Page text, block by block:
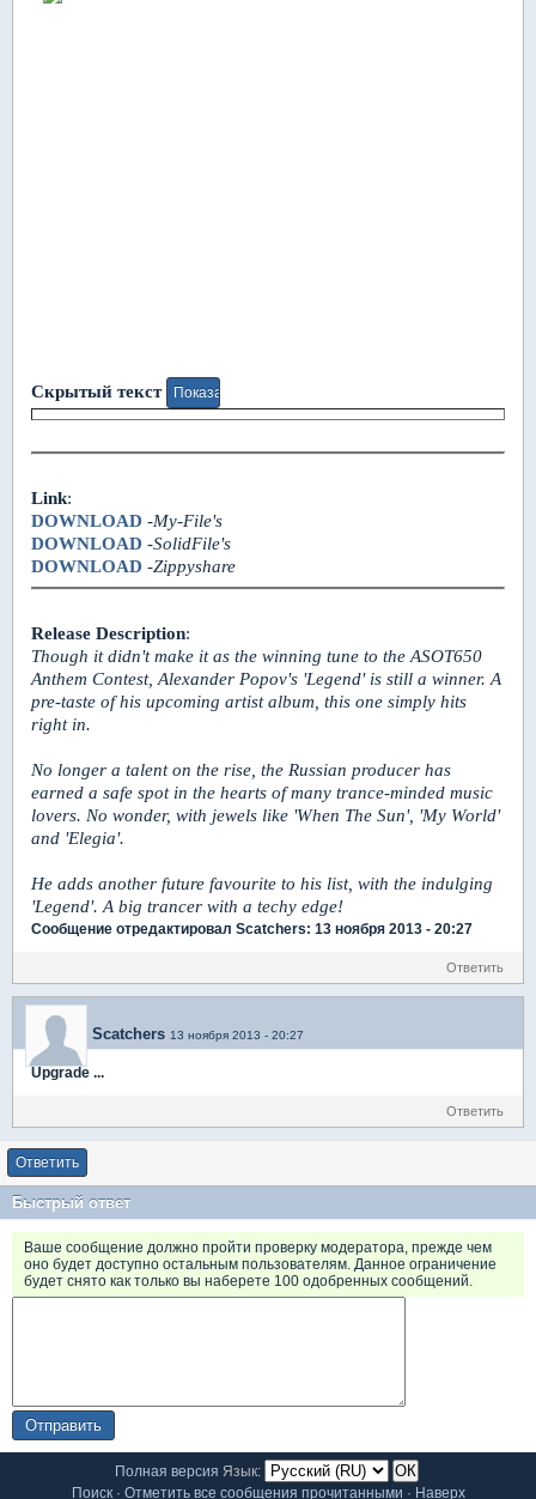
Скрытый текст
Link:
DOWNLOAD -My-File's
DOWNLOAD -SolidFile's
DOWNLOAD -Zippyshare
Release Description:
Though it didn't make it as the winning tune to the ASOT650
Anthem Contest, Alexander Popov's 'Legend' is still a winner. A
pre-taste of his upcoming artist album, this one simply hits
right in.
No longer a talent on the rise, the Russian producer has
earned a safe spot in the hearts of many trance-minded music
lovers. No wonder, with jewels like 'When The Sun', 'My World'
and 'Elegia'.
He adds another future favourite to his list, with the indulging
'Legend'. A big trancer with a techy edge!
Сообщение отредактировал Scatchers: 13 ноября 2013 - 20:27
Ответить
Scatchers 13 ноября 2013 - 20:27
Upgrade ...
Ответить
Ответить
Быстрый ответ
Ваше сообщение должно пройти проверку модератора, прежде чем
оно будет доступно остальным пользователям. Данное ограничение
будет снято как только вы наберете 100 одобренных сообщений.
Полная версия Язык:
Поиск· Отметить все сообщения прочитанными · Наверх